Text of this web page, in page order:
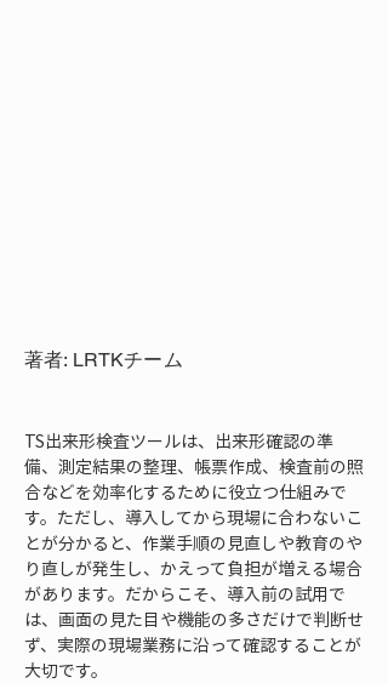
著者: LRTKチーム
TS出来形検査ツールは、出来形確認の準
備、測定結果の整理、帳票作成、検査前の照
合などを効率化するために役立つ仕組みで
す。ただし、導入してから現場に合わないこ
とが分かると、作業手順の見直しや教育のや
り直しが発生し、かえって負担が増える場合
があります。だからこそ、導入前の試用で
は、画面の見た目や機能の多さだけで判断せ
ず、実際の現場業務に沿って確認することが
大切です。